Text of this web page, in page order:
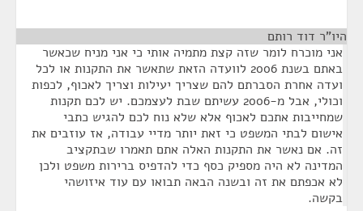
היו"ר דוד רותם
אני מוכרח לומר שזה קצת מתמיה אותי כי אני מניח שכאשר
באתם בשנת 2006 לוועדה הזאת שתאשר את התקנות או לכל
ועדה אחרת הסברתם להם שצריך יעילות וצריך לאכוף, לכפות
וכולי, אבל מ-2006 עשיתם שבת לעצמכם. יש לכם תקנות
שמחייבות אתכם לאכוף אלא שלא נוח לכם להגיש כתבי
אישום לבתי המשפט כי זאת יותר מדיי עבודה, אז עוזבים את
זה. אם נאשר את התקנות האלה אתם תאמרו שבתקציב
המדינה לא היה מספיק כסף כדי להדפיס ברירות משפט ולכן
לא אכפתם את זה ובשנה הבאה תבואו עם עוד איזושהי
בקשה.